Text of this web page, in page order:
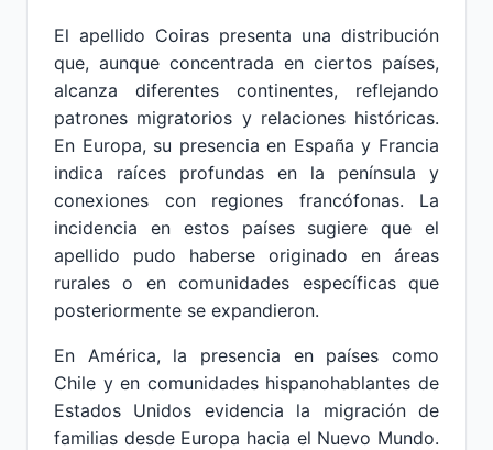
El apellido Coiras presenta una distribución
que, aunque concentrada en ciertos países,
alcanza diferentes continentes, reflejando
patrones migratorios y relaciones históricas.
En Europa, su presencia en España y Francia
indica raíces profundas en la península y
conexiones con regiones francófonas. La
incidencia en estos países sugiere que el
apellido pudo haberse originado en áreas
rurales o en comunidades específicas que
posteriormente se expandieron.
En América, la presencia en países como
Chile y en comunidades hispanohablantes de
Estados Unidos evidencia la migración de
familias desde Europa hacia el Nuevo Mundo.